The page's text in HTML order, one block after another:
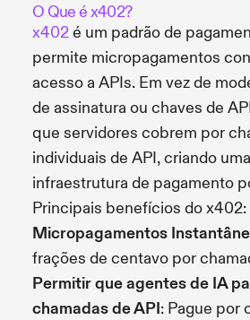
O Que é x402?
x402é um padrão de
permite micropagamentos
acesso a APIs. Em vez de
de assinatura ou chaves de
que servidores cobrem por
individuais de API, criando
infraestrutura de pagamento
Principais benefícios do x402:
Micropagamentos
frações de centavo por
Permitir que agentes de IA
chamadas de API: Pague por